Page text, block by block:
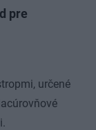
pre
určené